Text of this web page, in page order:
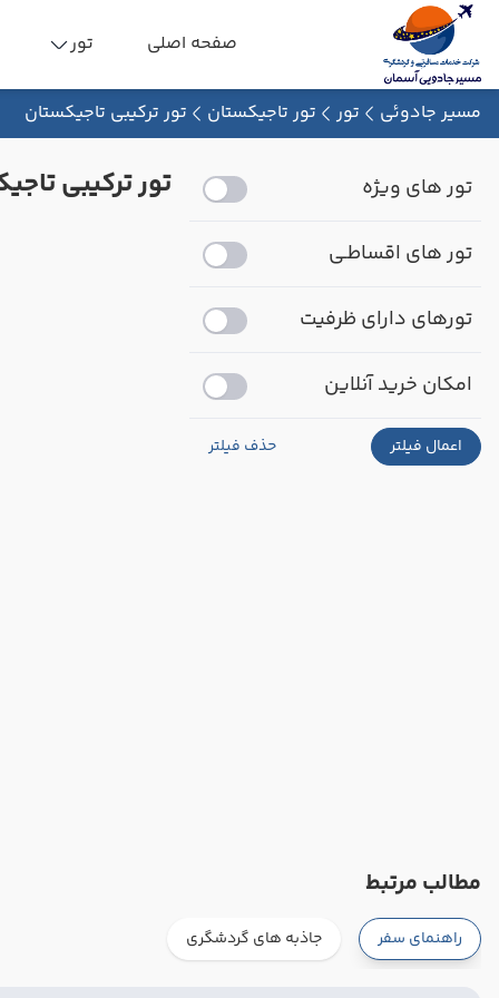
صفحه اصلی تور
مسیر جادوئی تور تور تاجیکستان تور ترکیبی تاجیکستان
تور های ویژه
تور های اقساطـی
تورهای دارای ظرفیت
امکان خرید آنلاین
اعمال فیلتر حذف فیلتر
تور ترکیبی
مطالب مرتبط
راهنمای سفر جاذبه های گردشگری